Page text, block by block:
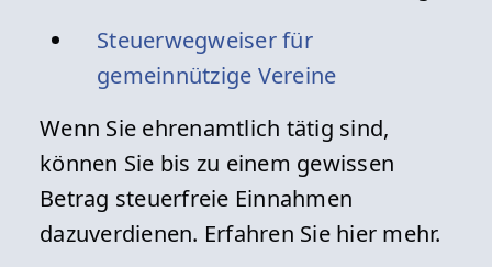
Steuerwegweiser für
gemeinnützige Vereine
Wenn Sie ehrenamtlich tätig sind,
können Sie bis zu einem gewissen
Betrag steuerfreie Einnahmen
dazuverdienen. Erfahren Sie hier mehr.